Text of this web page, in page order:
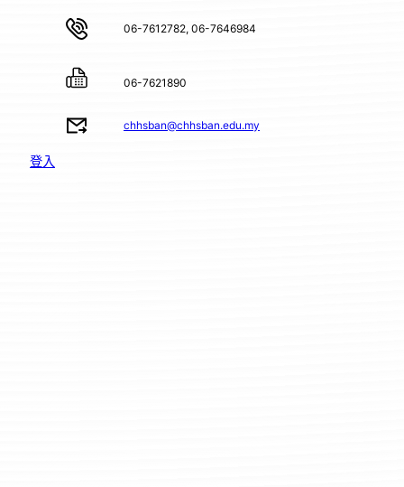
06-7612782, 06-7646984
06-7621890
chhsban@chhsban.edu.my
登入